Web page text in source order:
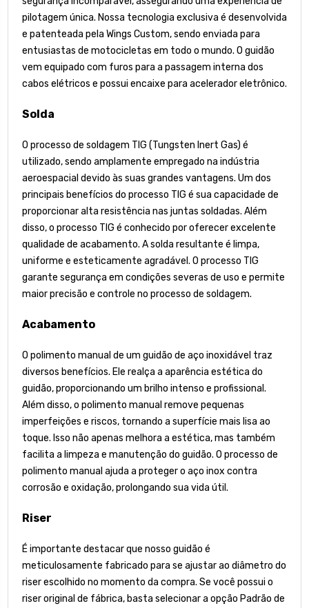
pilotagem única. Nossa tecnologia exclusiva é desenvolvida
e patenteada pela Wings Custom, sendo enviada para
entusiastas de motocicletas em todo o mundo. O guidão
vem equipado com furos para a passagem interna dos
cabos elétricos e possui encaixe para acelerador eletrônico.
Solda
O processo de soldagem TIG (Tungsten Inert Gas) é
utilizado, sendo amplamente empregado na indústria
aeroespacial devido às suas grandes vantagens. Um dos
principais benefícios do processo TIG é sua capacidade de
proporcionar alta resistência nas juntas soldadas. Além
disso, o processo TIG é conhecido por oferecer excelente
qualidade de acabamento. A solda resultante é limpa,
uniforme e esteticamente agradável. O processo TIG
garante segurança em condições severas de uso e permite
maior precisão e controle no processo de soldagem.
Acabamento
O polimento manual de um guidão de aço inoxidável traz
diversos benefícios. Ele realça a aparência estética do
guidão, proporcionando um brilho intenso e profissional.
Além disso, o polimento manual remove pequenas
imperfeições e riscos, tornando a superfície mais lisa ao
toque. Isso não apenas melhora a estética, mas também
facilita a limpeza e manutenção do guidão. O processo de
polimento manual ajuda a proteger o aço inox contra
corrosão e oxidação, prolongando sua vida útil.
Riser
É importante destacar que nosso guidão é
meticulosamente fabricado para se ajustar ao diâmetro do
riser escolhido no momento da compra. Se você possui o
riser original de fábrica, basta selecionar a opção Padrão de